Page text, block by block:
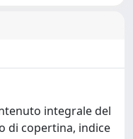
integrale del
di copertina, indice